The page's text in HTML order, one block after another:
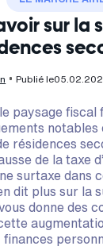
sur la
Publié le
paysage fiscal
résidences
de la taxe
surtaxe dans
dit plus sur la
donne des
finances